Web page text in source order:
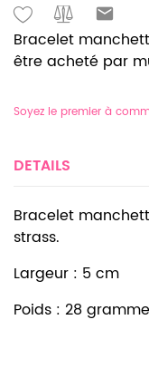
Bracelet
être acheté par
Soyez le premier à
DETAILS
Bracelet
strass.
Largeur : 5 cm
Poids : 28